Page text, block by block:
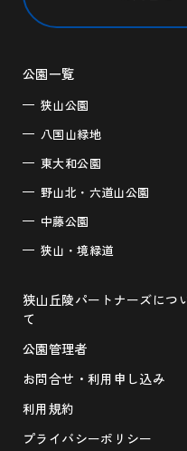
公園一覧
狭山公園
八国山緑地
東大和公園
野山北・六道山公園
中藤公園
狭山・境緑道
狭山丘陵パートナーズにつ
て
公園管理者
お問合せ・利用申し込み
利用規約
プライバシーポリシー